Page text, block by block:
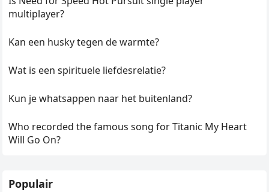
multiplayer?
Kan een husky tegen de warmte?
Wat is een spirituele liefdesrelatie?
Kun je whatsappen naar het buitenland?
Who recorded the famous song for Titanic My Heart
Will Go On?
Populair